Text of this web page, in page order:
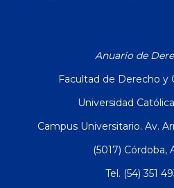
Anuario de
Facultad de Derecho y
Universidad
Campus Universitario. Av.
(5017) Córdoba,
Tel. (54) 351